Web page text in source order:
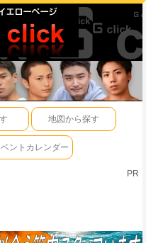
地図から探す
ントカレンダー
PR